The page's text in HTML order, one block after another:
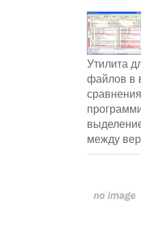
Утилита
файлов в
между